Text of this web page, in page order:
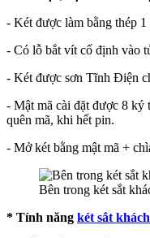
- Két được làm bằng thép
- Có lỗ bắt vít cố định vào
- Két được sơn Tĩnh Điện
- Mật mã cài đặt được 8 ký
quên mã, khi hết pin.
- Mở két bằng mật mã +
Bên trong két sắt
* Tính năng két sắt